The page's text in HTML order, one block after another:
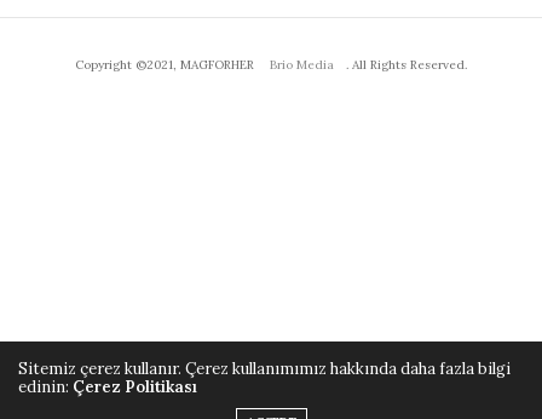
Copyright ©2021, MAGFORHER Brio Media . All Rights Reserved.
Sitemiz çerez kullanır. Çerez kullanımımız hakkında daha fazla bilgi
edinin: Çerez Politikası